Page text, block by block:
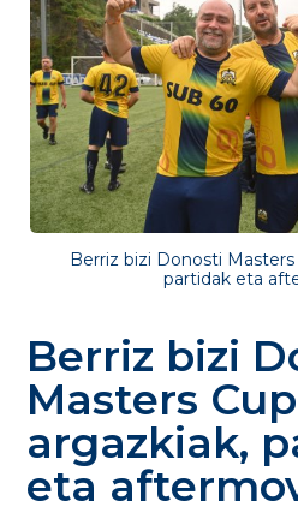
Berriz bizi Donosti Masters
partidak eta
Berriz bizi
Masters
argazkiak,
eta